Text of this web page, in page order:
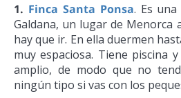
1. Finca Santa Ponsa. Es
Galdana, un lugar de Menorca
hay que ir. En ella duermen
muy espaciosa. Tiene piscina
amplio, de modo que no
ningún tipo si vas con los